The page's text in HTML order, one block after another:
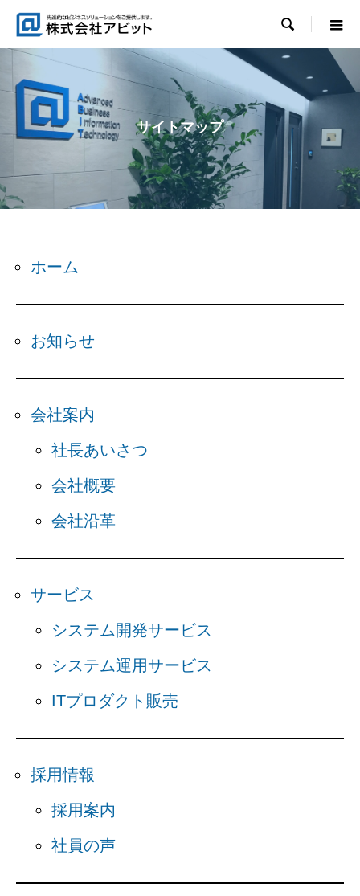

サイトマップ
ホーム
お知らせ
会社案内
社長あいさつ
会社概要
会社沿革
サービス
システム開発サービス
システム運用サービス
ITプロダクト販売
採用情報
採用案内
社員の声